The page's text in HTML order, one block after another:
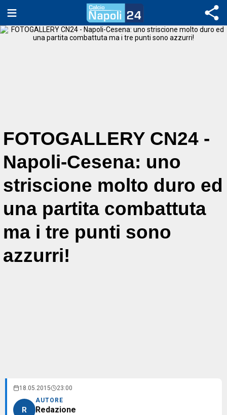
FOTOGALLERY CN24 -
Napoli-Cesena: uno
striscione molto duro ed
una partita combattuta
ma i tre punti sono
azzurri!
18.05.2015 23:00
R
AUTORE
Redazione